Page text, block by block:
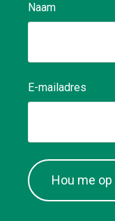
Naam
E-mailadres
Hou me